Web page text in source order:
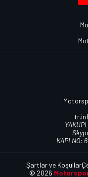
KAPI NO:
© 2026
Şartlar ve Koşullar